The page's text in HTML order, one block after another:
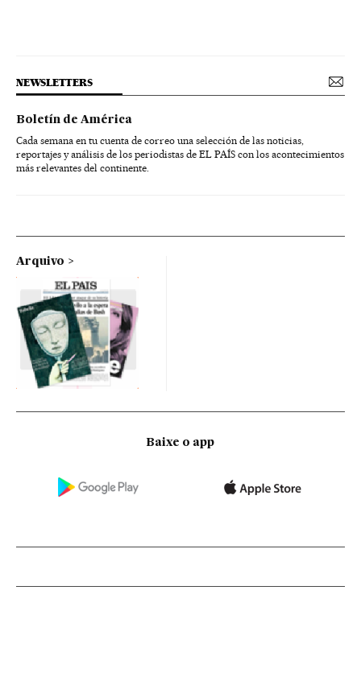
NEWSLETTERS
Boletín de América
Cada semana en tu cuenta de correo una selección de las noticias,
reportajes y análisis de los periodistas de EL PAÍS con los acontecimientos
más relevantes del continente.
Arquivo
Baixe o app